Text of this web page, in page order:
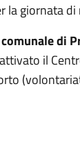
la giornata
di
il